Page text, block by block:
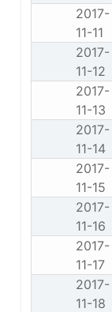
2017-
11-11
2017-
11-12
2017-
11-13
2017-
11-14
2017-
11-15
2017-
11-16
2017-
11-17
2017-
11-18